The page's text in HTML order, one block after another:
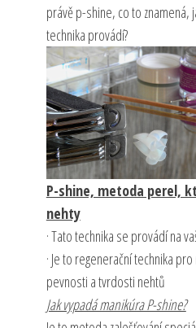
právě p-shine, co to znamená,
technika provádí?
P-shine, metoda perel,
nehty
· Tato technika se provádí na
· Je to regenerační technika
pevnosti a tvrdosti nehtů
Jak vypadá manikúra P-shine?